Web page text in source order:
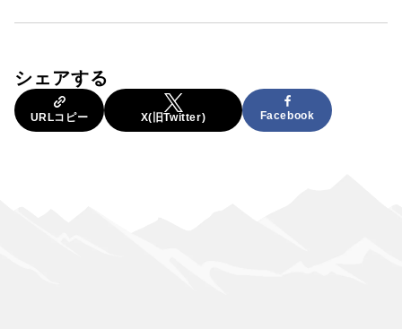
シェアする
URLコピー X(旧Twitter) Facebook